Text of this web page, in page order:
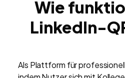
Wie
LinkedIn-
Als Plattform für